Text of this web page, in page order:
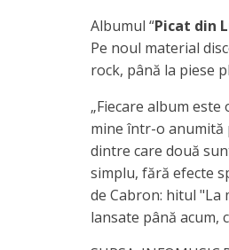
Albumul “Picat din
Pe noul material
rock, până la piese
„Fiecare album
mine într-o anumită
dintre care două
simplu, fără efecte
de Cabron: hitul "La
lansate până acum,